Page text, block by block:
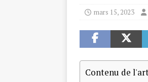
mars 15, 2023
Contenu de